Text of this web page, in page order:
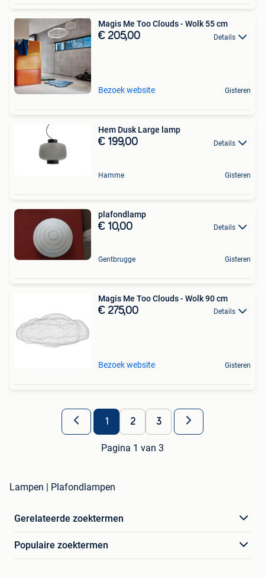
Magis Me Too Clouds - Wolk 55 cm
€ 205,00 Details
Bezoek website Gisteren
Hem Dusk Large lamp
€ 199,00 Details
Hamme Gisteren
plafondlamp
€ 10,00 Details
Gentbrugge Gisteren
Magis Me Too Clouds - Wolk 90 cm
€ 275,00 Details
Bezoek website Gisteren
1 2 3
Pagina 1 van 3
Lampen | Plafondlampen
Gerelateerde zoektermen
Populaire zoektermen